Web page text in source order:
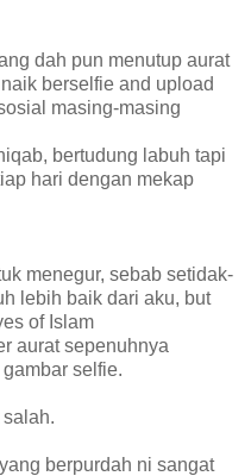
dah pun menutup aurat
berselfie and upload
masing-masing
bertudung labuh tapi
hari dengan mekap
menegur, sebab setidak-
lebih baik dari aku, but
of Islam
aurat sepenuhnya
selfie.
berpurdah ni sangat